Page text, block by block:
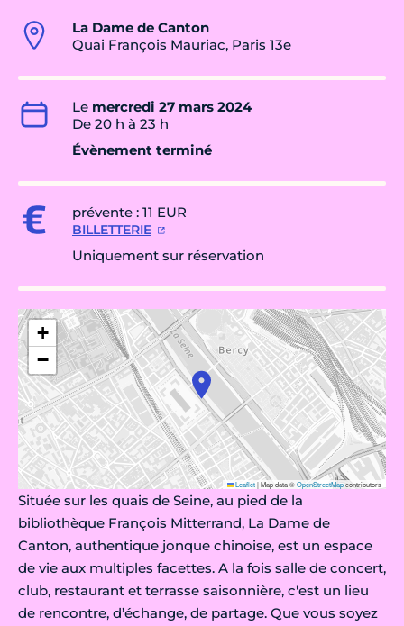
La Dame de Canton
Quai François Mauriac, Paris 13e
Le mercredi 27 mars 2024
De 20 h à 23 h
Évènement terminé
prévente : 11 EUR
BILLETTERIE
Uniquement sur réservation
+
−
Leaflet|Map data ©OpenStreetMapcontributors
Située sur les quais de Seine, au pied de la
bibliothèque François Mitterrand, La Dame de
Canton, authentique jonque chinoise, est un espace
de vie aux multiples facettes. A la fois salle de concert,
club, restaurant et terrasse saisonnière, c'est un lieu
de rencontre, d’échange, de partage. Que vous soyez